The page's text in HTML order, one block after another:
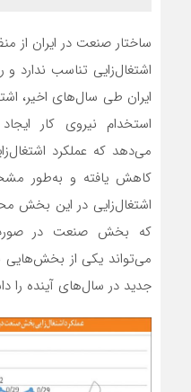
ساختار صنعت در ایران از
اشتغال‌زایی تناسب ندارد
ایران طی سال‌های اخیر،
استخدام نیروی کار
می‌دهد که عملکرد
اشتغال‌زایی در این
که بخش صنعت در
می‌‌‌تواند یکی از بخش‌‌‌هایی
جدید در سال‌های آینده را